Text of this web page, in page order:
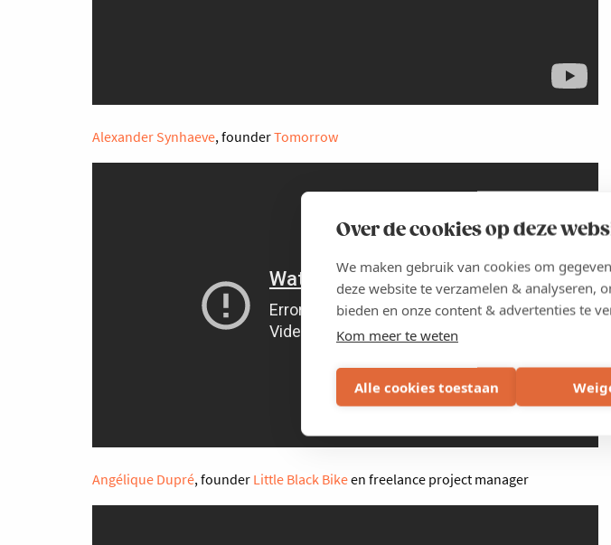
Over de cookies op deze
We maken gebruik van cookies om
deze website te verzamelen & analyseren,
bieden en onze content & advertenties te
Kom meer te weten
Alle cookies toestaan
Alexander Synhaeve, founderTomorrow
Angélique Dupré, founder Little Black Bikeen freelance project manager